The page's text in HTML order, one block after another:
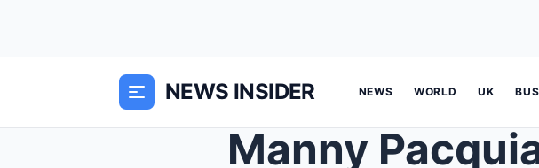
NEWS INSIDER NEWS WORLD UK